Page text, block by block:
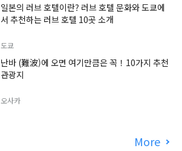
일본의 러브 호텔이란? 러브 호텔 문화와 도쿄에
서 추천하는 러브 호텔 10곳 소개
도쿄
난바 (難波)에 오면 여기만큼은 꼭！10가지 추천
관광지
오사카
More